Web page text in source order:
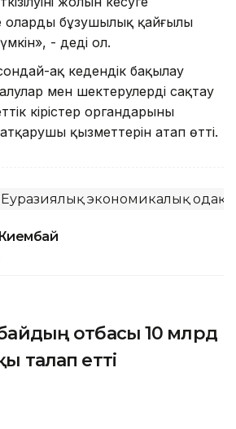
оларды бұзушылық қайғылы
- деді ол.
ақ кедендік бақылау
мен шектерулерді сақтау
кірістер органдарының
қызметтерін атап өтті.
Еуразиялық экономикалық одақ
отбасы 10 млрд
талап етті